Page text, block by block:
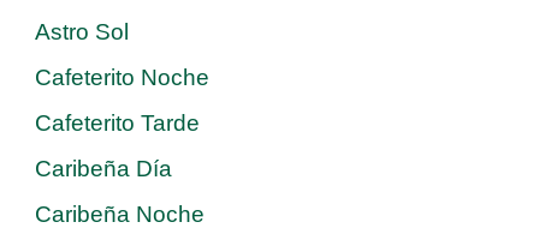
Astro Sol
Cafeterito Noche
Cafeterito Tarde
Caribeña Día
Caribeña Noche